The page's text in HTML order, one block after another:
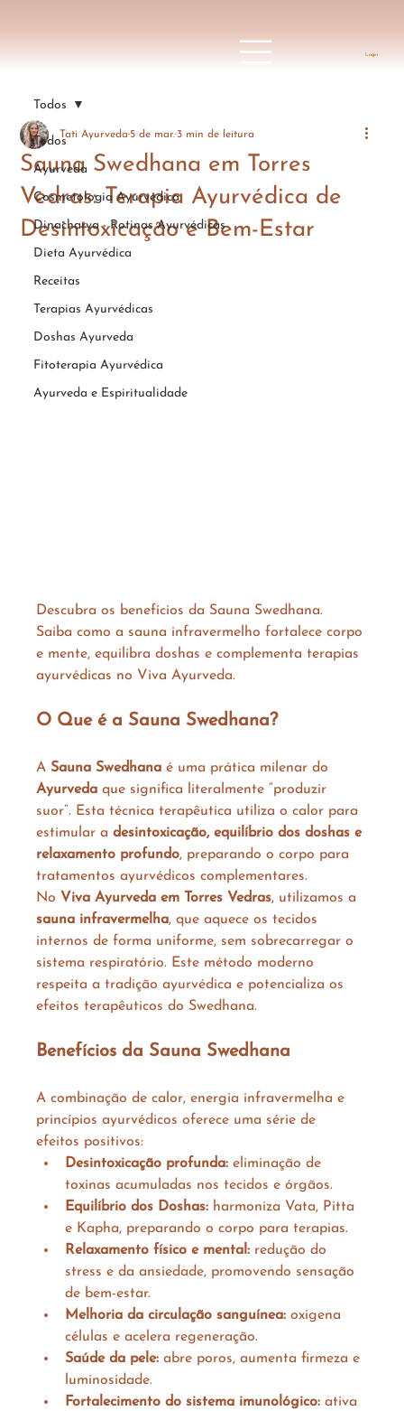
Login
Todos
Ayurveda
Cosmetologia Ayurvédica
Dinacharya - Rotinas Ayurvédicas
Dieta Ayurvédica
Receitas
Terapias Ayurvédicas
Doshas Ayurveda
Fitoterapia Ayurvédica
Ayurveda e Espiritualidade
Todos
Sauna Swedhana em Torres
Vedras: Terapia Ayurvédica de
Desintoxicação e Bem-Estar
Tati Ayurveda 5 de mar. 3 min de leitura
Descubra os benefícios da Sauna Swedhana.
Saiba como a sauna infravermelho fortalece corpo
e mente, equilibra doshas e complementa terapias
ayurvédicas no Viva Ayurveda.
O Que é a Sauna Swedhana?
A Sauna Swedhana é uma prática milenar do
Ayurveda que significa literalmente “produzir
suor”. Esta técnica terapêutica utiliza o calor para
estimular a desintoxicação, equilíbrio dos doshas e
relaxamento profundo, preparando o corpo para
tratamentos ayurvédicos complementares.
No Viva Ayurveda em Torres Vedras, utilizamos a
sauna infravermelha, que aquece os tecidos
internos de forma uniforme, sem sobrecarregar o
sistema respiratório. Este método moderno
respeita a tradição ayurvédica e potencializa os
efeitos terapêuticos do Swedhana.
Benefícios da Sauna Swedhana
A combinação de calor, energia infravermelha e
princípios ayurvédicos oferece uma série de
efeitos positivos:
Desintoxicação profunda: eliminação de
toxinas acumuladas nos tecidos e órgãos.
Equilíbrio dos Doshas: harmoniza Vata, Pitta
e Kapha, preparando o corpo para terapias.
Relaxamento físico e mental: redução do
stress e da ansiedade, promovendo sensação
de bem-estar.
Melhoria da circulação sanguínea: oxigena
células e acelera regeneração.
Saúde da pele: abre poros, aumenta firmeza e
luminosidade.
Fortalecimento do sistema imunológico: ativa